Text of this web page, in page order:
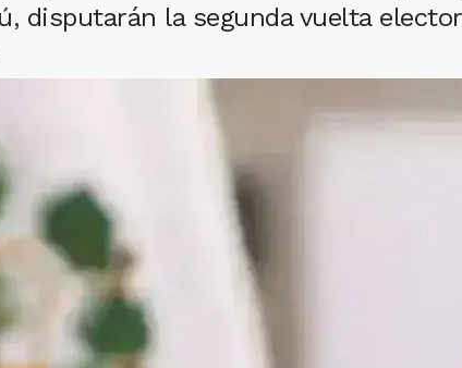
disputarán la segunda vuelta